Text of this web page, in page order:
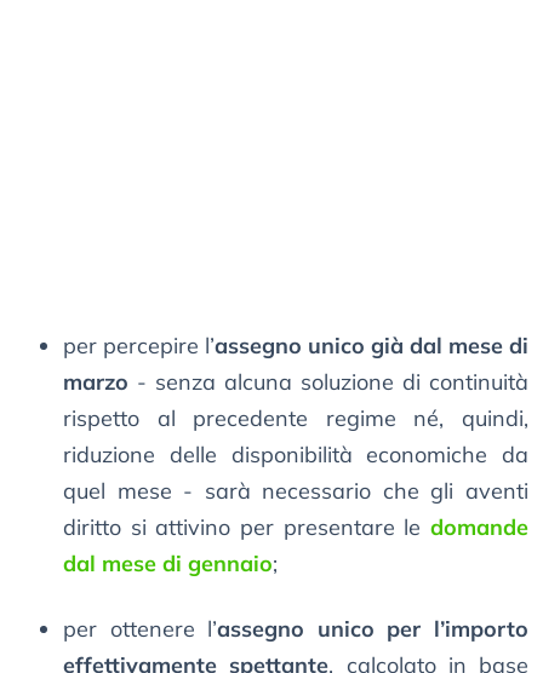
per percepire l’assegno unico già dal mese di
marzo - senza alcuna soluzione di continuità
rispetto al precedente regime né, quindi,
riduzione delle disponibilità economiche da
quel mese - sarà necessario che gli aventi
diritto si attivino per presentare le domande
dal mese di gennaio;
per ottenere l’assegno unico per l’importo
effettivamente spettante, calcolato in base